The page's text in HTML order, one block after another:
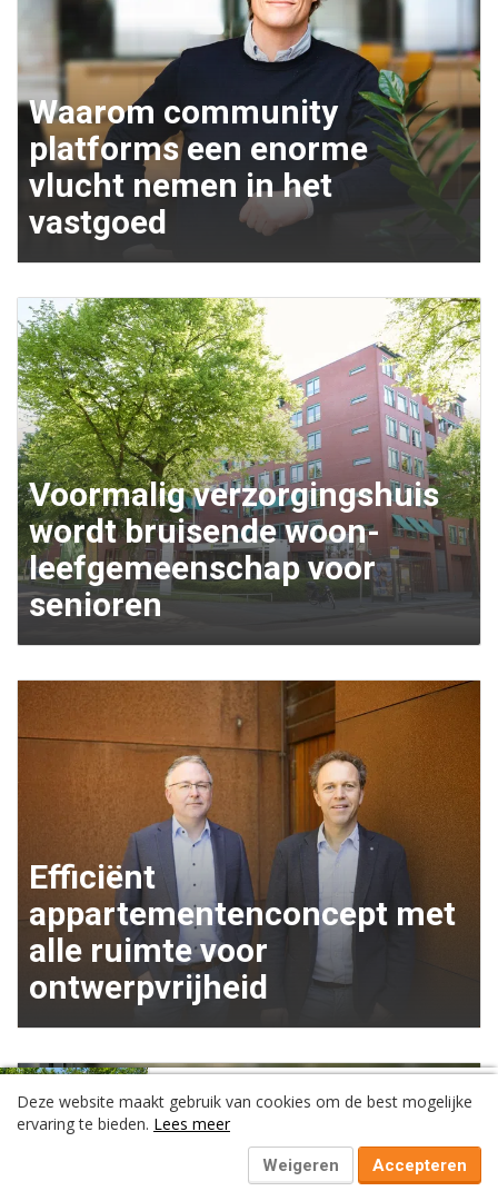
‘Standaardisatie maakt de bouw
juist creatiever’
Waarom community
platforms een enorme
vlucht nemen in het
vastgoed
Voormalig verzorgingshuis
wordt bruisende woon-
leefgemeenschap voor
senioren
Efficiënt
appartementenconcept met
alle ruimte voor
ontwerpvrijheid
Deze website maakt gebruik van cookies om de best mogelijke
ervaring te bieden. Lees meer
Weigeren Accepteren